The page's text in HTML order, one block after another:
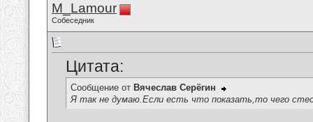
M_Lamour
Собеседник
Цитата:
Сообщение от Вячеслав Серёгин
Я так не думаю.Если есть что показать,то чего